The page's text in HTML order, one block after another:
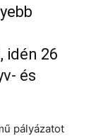
idén 26
és
pályázatot